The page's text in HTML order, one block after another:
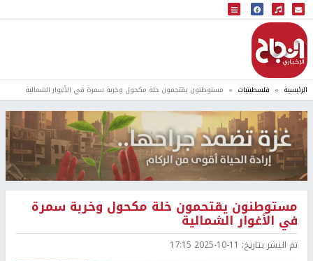
البث المباشر
إذاعة النجاح
الرئيسية فلسطينيات مستوطنون يقتحمون خلة مكحول وخربة سمرة في الأغوار الشمالية
مستوطنون يقتحمون خلة مكحول وخربة سمرة
في الأغوار الشمالية
تم النشر بتاريخ: 2025-10-11 17:15